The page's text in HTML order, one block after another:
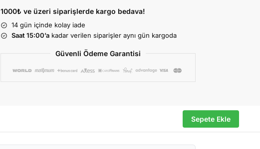
1000₺ ve üzeri siparişlerde kargo bedava!
14 gün içinde kolay iade
Saat 15:00’a kadar verilen siparişler aynı gün kargoda
Güvenli Ödeme Garantisi
Sepete Ekle